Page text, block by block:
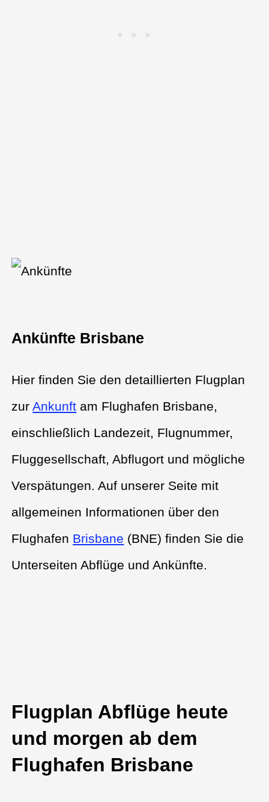
Ankünfte Brisbane
Hier finden Sie den detaillierten Flugplan
zurAnkunft am Flughafen Brisbane,
einschließlich Landezeit, Flugnummer,
Fluggesellschaft, Abflugort und mögliche
Verspätungen. Auf unserer Seite mit
allgemeinen Informationen über den
Flughafen Brisbane (BNE) finden Sie die
Unterseiten Abflüge und Ankünfte.
Flugplan Abflüge heute
und morgen ab dem
Flughafen Brisbane